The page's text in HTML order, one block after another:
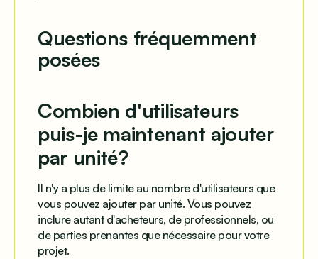
Questions fréquemment
posées
Combien d'utilisateurs
puis-je maintenant ajouter
par unité?
Il n'y a plus de limite au nombre d'utilisateurs que
vous pouvez ajouter par unité. Vous pouvez
inclure autant d'acheteurs, de professionnels, ou
de parties prenantes que nécessaire pour votre
projet.